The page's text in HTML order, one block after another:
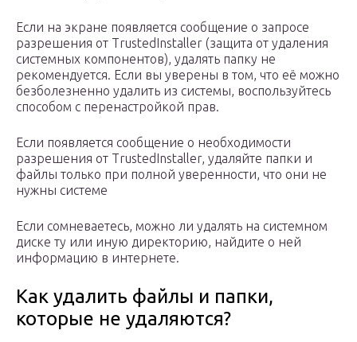
Если на экране появляется сообщение о запросе
разрешения от TrustedInstaller (защита от удаления
системных компонентов), удалять папку не
рекомендуется. Если вы уверены в том, что её можно
безболезненно удалить из системы, воспользуйтесь
способом с перенастройкой прав.
Если появляется сообщение о необходимости
разрешения от TrustedInstaller, удаляйте папки и
файлы только при полной уверенности, что они не
нужны системе
Если сомневаетесь, можно ли удалять на системном
диске ту или иную директорию, найдите о ней
информацию в интернете.
Как удалить файлы и папки,
которые не удаляются?